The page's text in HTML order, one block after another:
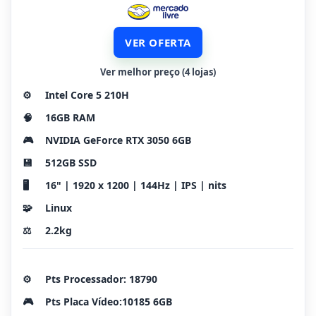
VER OFERTA
Ver melhor preço (4 lojas)
⚙️
Intel Core 5 210H
🧠
16GB RAM
🎮
NVIDIA GeForce RTX 3050 6GB
💾
512GB SSD
🖥️
16" | 1920 x 1200 | 144Hz | IPS | nits
🧩
Linux
⚖️
2.2kg
⚙️
Pts Processador: 18790
🎮
Pts Placa Vídeo:10185 6GB